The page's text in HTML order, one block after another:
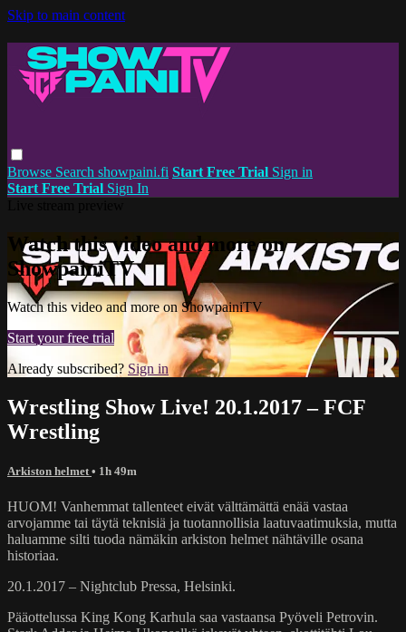
Skip to main content
Browse Search showpaini.fi Start Free Trial Sign in
Start Free Trial Sign In
Watch this video and more on
ShowpainiTV
Watch this video and more on ShowpainiTV
Start your free trial
Already subscribed? Sign in
Wrestling Show Live! 20.1.2017 – FCF
Wrestling
Arkiston helmet • 1h 49m
HUOM! Vanhemmat tallenteet eivät välttämättä enää vastaa
arvojamme tai täytä teknisiä ja tuotannollisia laatuvaatimuksia, mutta
haluamme silti tuoda nämäkin arkiston helmet nähtäville osana
historiaa.
20.1.2017 – Nightclub Pressa, Helsinki.
Pääottelussa King Kong Karhula saa vastaansa Pyöveli Petrovin.